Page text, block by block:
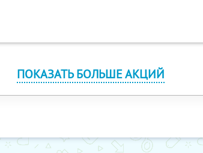
ПОКАЗАТЬ БОЛЬШЕ АКЦИЙ